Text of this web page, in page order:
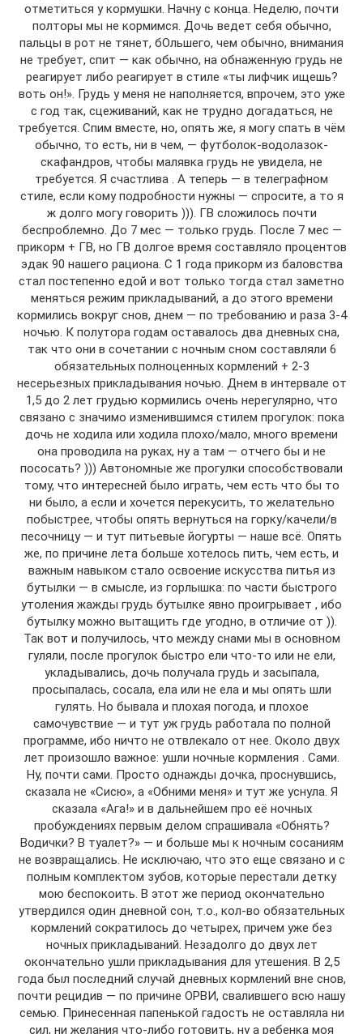
отметиться у кормушки. Начну с конца. Неделю, почти
полторы мы не кормимся. Дочь ведет себя обычно,
пальцы в рот не тянет, бОльшего, чем обычно, внимания
не требует, спит — как обычно, на обнаженную грудь не
реагирует либо реагирует в стиле «ты лифчик ищешь?
воть он!». Грудь у меня не наполняется, впрочем, это уже
с год так, сцеживаний, как не трудно догадаться, не
требуется. Спим вместе, но, опять же, я могу спать в чём
обычно, то есть, ни в чем, — футболок-водолазок-
скафандров, чтобы малявка грудь не увидела, не
требуется. Я счастлива . А теперь — в телеграфном
стиле, если кому подробности нужны — спросите, а то я
ж долго могу говорить ))). ГВ сложилось почти
беспроблемно. До 7 мес — только грудь. После 7 мес —
прикорм + ГВ, но ГВ долгое время составляло процентов
эдак 90 нашего рациона. С 1 года прикорм из баловства
стал постепенно едой и вот только тогда стал заметно
меняться режим прикладываний, а до этого времени
кормились вокруг снов, днем — по требованию и раза 3-4
ночью. К полутора годам оставалось два дневных сна,
так что они в сочетании с ночным сном составляли 6
обязательных полноценных кормлений + 2-3
несерьезных прикладывания ночью. Днем в интервале от
1,5 до 2 лет грудью кормились очень нерегулярно, что
связано с значимо изменившимся стилем прогулок: пока
дочь не ходила или ходила плохо/мало, много времени
она проводила на руках, ну а там — отчего бы и не
пососать? ))) Автономные же прогулки способствовали
тому, что интересней было играть, чем есть что бы то
ни было, а если и хочется перекусить, то желательно
побыстрее, чтобы опять вернуться на горку/качели/в
песочницу — и тут питьевые йогурты — наше всё. Опять
же, по причине лета больше хотелось пить, чем есть, и
важным навыком стало освоение искусства питья из
бутылки — в смысле, из горлышка: по части быстрого
утоления жажды грудь бутылке явно проигрывает , ибо
бутылку можно вытащить где угодно, в отличие от )).
Так вот и получилось, что между снами мы в основном
гуляли, после прогулок быстро ели что-то или не ели,
укладывались, дочь получала грудь и засыпала,
просыпалась, сосала, ела или не ела и мы опять шли
гулять. Но бывала и плохая погода, и плохое
самочувствие — и тут уж грудь работала по полной
программе, ибо ничто не отвлекало от нее. Около двух
лет произошло важное: ушли ночные кормления . Сами.
Ну, почти сами. Просто однажды дочка, проснувшись,
сказала не «Сисю», а «Обними меня» и тут же уснула. Я
сказала «Ага!» и в дальнейшем про её ночных
пробуждениях первым делом спрашивала «Обнять?
Водички? В туалет?» — и больше мы к ночным сосаниям
не возвращались. Не исключаю, что это еще связано и с
полным комплектом зубов, которые перестали детку
мою беспокоить. В этот же период окончательно
утвердился один дневной сон, т.о., кол-во обязательных
кормлений сократилось до четырех, причем уже без
ночных прикладываний. Незадолго до двух лет
окончательно ушли прикладывания для утешения. В 2,5
года был последний случай дневных кормлений вне снов,
почти рецидив — по причине ОРВИ, свалившего всю нашу
семью. Принесенная папенькой гадость не оставляла ни
сил, ни желания что-либо готовить, ну а ребенка моя